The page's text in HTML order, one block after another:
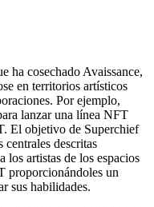
ha cosechado Avaissance,
en territorios artísticos
Por ejemplo,
lanzar una línea NFT
El objetivo de Superchief
centrales descritas
los artistas de los espacios
proporcionándoles un
sus habilidades.